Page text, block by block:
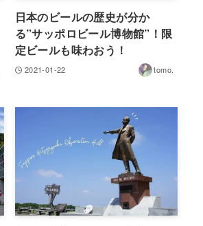
日本のビールの歴史が分か
る”サッポロビール博物館”！限
定ビールも味わおう！
2021-01-22 tomo.